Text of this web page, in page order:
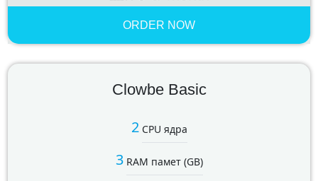
ORDER NOW
Clowbe Basic
2 CPU ядра
3 RAM памет (GB)